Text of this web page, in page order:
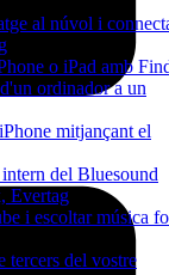
al núvol i
o iPad amb
ordinador a un
mitjançant el
del Bluesound
Evertag
i escoltar música
tercers del vostre